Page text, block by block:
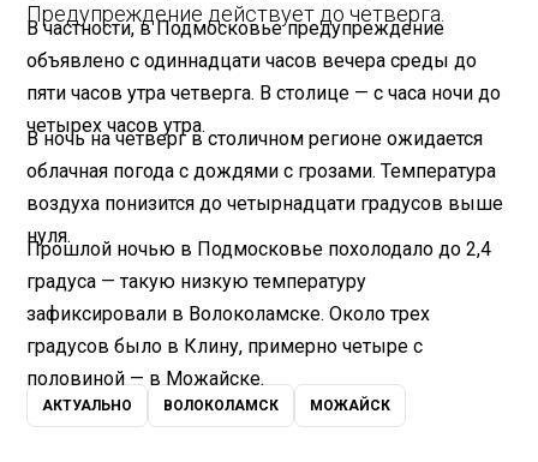
Предупреждение действует до четверга.
В частности, в Подмосковье предупреждение
объявлено с одиннадцати часов вечера среды до
пяти часов утра четверга. В столице — с часа ночи до
четырех часов утра.
В ночь на четверг в столичном регионе ожидается
облачная погода с дождями с грозами. Температура
воздуха понизится до четырнадцати градусов выше
нуля.
Прошлой ночью в Подмосковье похолодало до 2,4
градуса — такую низкую температуру
зафиксировали в Волоколамске. Около трех
градусов было в Клину, примерно четыре с
половиной — в Можайске.
АКТУАЛЬНО ВОЛОКОЛАМСК МОЖАЙСК